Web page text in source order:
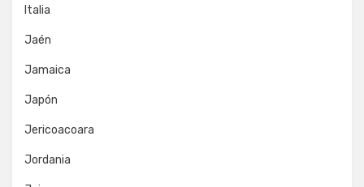
Italia
Jaén
Jamaica
Japón
Jericoacoara
Jordania